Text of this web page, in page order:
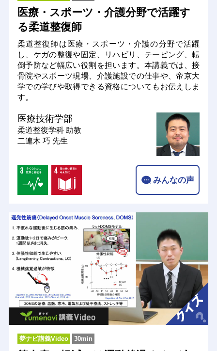
医療・スポーツ・介護分野で活躍す
る柔道整復師
柔道整復師は医療・スポーツ・介護の分野で活躍
し、ケガの整復や固定、リハビリ、テーピング、転
倒予防など幅広い役割を担います。本講義では、接
骨院やスポーツ現場、介護施設での仕事や、帝京大
学での学びや取得できる資格についてもお伝えしま
す。
医療技術学部
柔道整復学科 助教
二連木 巧 先生
みんなの声
夢ナビ講義Video 30min